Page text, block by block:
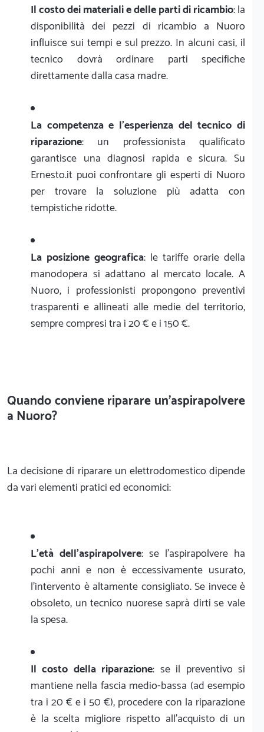
Il costo dei materiali e delle parti di ricambio: la
disponibilità dei pezzi di ricambio a Nuoro
influisce sui tempi e sul prezzo. In alcuni casi, il
tecnico dovrà ordinare parti specifiche
direttamente dalla casa madre.
La competenza e l'esperienza del tecnico di
riparazione: un professionista qualificato
garantisce una diagnosi rapida e sicura. Su
Ernesto.it puoi confrontare gli esperti di Nuoro
per trovare la soluzione più adatta con
tempistiche ridotte.
La posizione geografica: le tariffe orarie della
manodopera si adattano al mercato locale. A
Nuoro, i professionisti propongono preventivi
trasparenti e allineati alle medie del territorio,
sempre compresi tra i 20 € e i 150 €.
Quando conviene riparare un'aspirapolvere
a Nuoro?
La decisione di riparare un elettrodomestico dipende
da vari elementi pratici ed economici:
L'età dell'aspirapolvere: se l'aspirapolvere ha
pochi anni e non è eccessivamente usurato,
l'intervento è altamente consigliato. Se invece è
obsoleto, un tecnico nuorese saprà dirti se vale
la spesa.
Il costo della riparazione: se il preventivo si
mantiene nella fascia medio-bassa (ad esempio
tra i 20 € e i 50 €), procedere con la riparazione
è la scelta migliore rispetto all'acquisto di un